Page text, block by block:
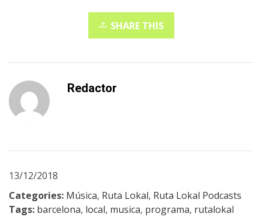
SHARE THIS
Redactor
13/12/2018
Categories: Música, Ruta Lokal, Ruta Lokal Podcasts
Tags: barcelona, local, musica, programa, rutalokal